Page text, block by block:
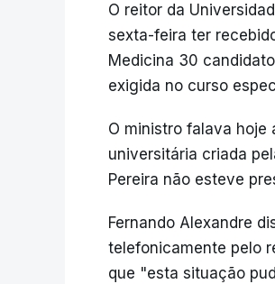
O reitor da
sexta-feira ter
Medicina 30
exigida no curso
O ministro falava hoje
universitária criada
Pereira não esteve
Fernando Alexandre
telefonicamente pelo
que "esta situação